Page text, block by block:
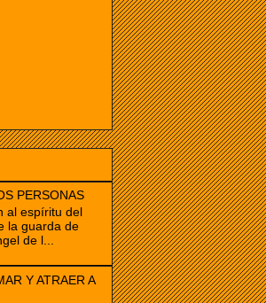
PERSONAS
al espíritu del
la guarda de
de l...
Y ATRAER A